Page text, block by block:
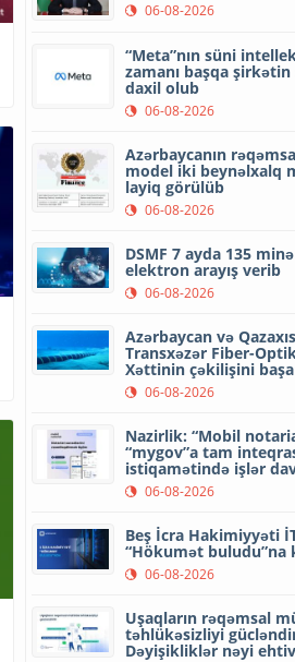
06-08-2026
“Meta”nın süni
zamanı başqa
daxil olub
06-08-2026
Azərbaycanın
model iki beynəlxalq
layiq görülüb
06-08-2026
DSMF 7 ayda 135
elektron arayış verib
06-08-2026
Azərbaycan və
Transxəzər Fiber-
Xəttinin çəkilişini başa
06-08-2026
Nazirlik: “Mobil
“mygov”a tam
istiqamətində işlər
06-08-2026
Beş İcra Hakimiyyəti
“Hökumət buludu”na
06-08-2026
Uşaqların rəqəmsal
təhlükəsizliyi
Dəyişikliklər nəyi